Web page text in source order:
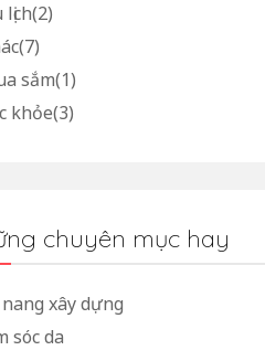
lịch(2)
(7)
sắm(1)
khỏe(3)
chuyên mục hay
xây dựng
sóc da